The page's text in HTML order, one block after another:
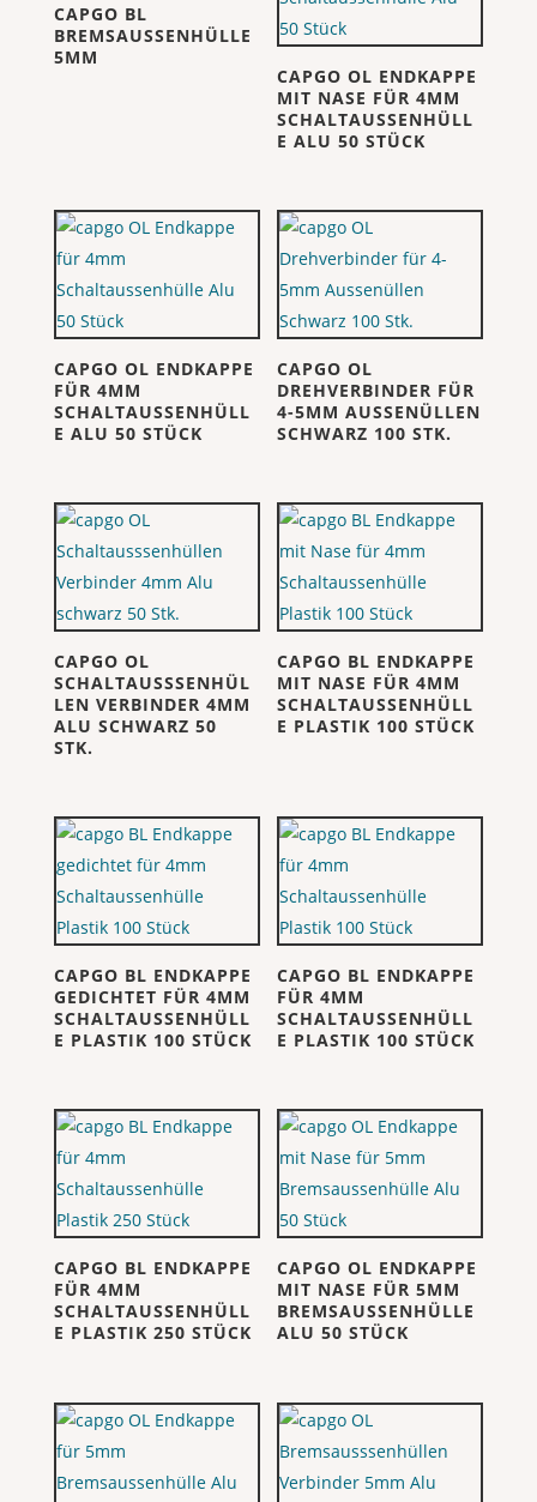
CAPGO BL
BREMSAUSSENHÜLLE
5MM
CAPGO OL ENDKAPPE
MIT NASE FÜR 4MM
SCHALTAUSSENHÜLL
E ALU 50 STÜCK
CAPGO OL ENDKAPPE
FÜR 4MM
SCHALTAUSSENHÜLL
E ALU 50 STÜCK
CAPGO OL
DREHVERBINDER FÜR
4-5MM AUSSENÜLLEN
SCHWARZ 100 STK.
CAPGO OL
SCHALTAUSSSENHÜL
LEN VERBINDER 4MM
ALU SCHWARZ 50
STK.
CAPGO BL ENDKAPPE
MIT NASE FÜR 4MM
SCHALTAUSSENHÜLL
E PLASTIK 100 STÜCK
CAPGO BL ENDKAPPE
GEDICHTET FÜR 4MM
SCHALTAUSSENHÜLL
E PLASTIK 100 STÜCK
CAPGO BL ENDKAPPE
FÜR 4MM
SCHALTAUSSENHÜLL
E PLASTIK 100 STÜCK
CAPGO BL ENDKAPPE
FÜR 4MM
SCHALTAUSSENHÜLL
E PLASTIK 250 STÜCK
CAPGO OL ENDKAPPE
MIT NASE FÜR 5MM
BREMSAUSSENHÜLLE
ALU 50 STÜCK